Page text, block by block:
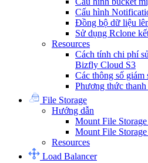
Cấu hình
Đồng bộ dữ liệu
Sử dụng Rclone
Resources
Cách tính chi phí
Bizfly Cloud S3
Các thông số giám
Phương thức
File Storage
Hướng dẫn
Mount File
Mount File
Resources
Load Balancer